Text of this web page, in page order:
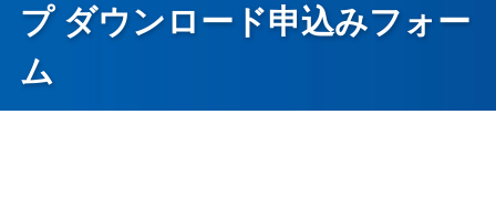
プ ダウンロード申込みフォー
ム